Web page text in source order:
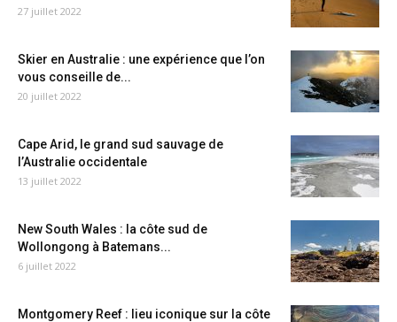
27 juillet 2022
Skier en Australie : une expérience que l’on
vous conseille de...
20 juillet 2022
Cape Arid, le grand sud sauvage de
l’Australie occidentale
13 juillet 2022
New South Wales : la côte sud de
Wollongong à Batemans...
6 juillet 2022
Montgomery Reef : lieu iconique sur la côte